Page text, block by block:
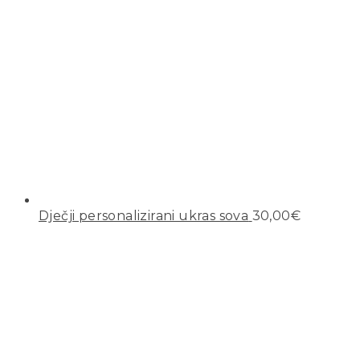
Dječji personalizirani ukras sova 30,00€